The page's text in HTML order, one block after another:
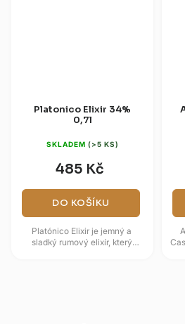
Platonico Elixir 34%
0,7l
SKLADEM (>5 KS)
485 Kč
DO KOŠÍKU
Platónico Elixir je jemný a
sladký rumový elixír, který